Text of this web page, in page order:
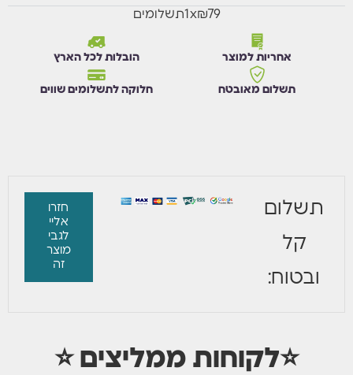
₪79
x
1תשלומים
אחריות למוצר הובלות לכל הארץ
תשלום מאובטח חלוקה לתשלומים שווים
תשלום
קל
ובטוח:
חזרו
אליי
לגבי
מוצר
זה
⭐לקוחות ממליצים ⭐